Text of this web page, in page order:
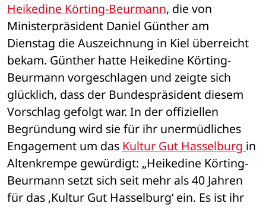
Heikedine Körting-Beurmann, die von
Ministerpräsident Daniel Günther am
Dienstag die Auszeichnung in Kiel überreicht
bekam. Günther hatte Heikedine Körting-
Beurmann vorgeschlagen und zeigte sich
glücklich, dass der Bundespräsident diesem
Vorschlag gefolgt war. In der offiziellen
Begründung wird sie für ihr unermüdliches
Engagement um das Kultur Gut Hasselburg in
Altenkrempe gewürdigt: „Heikedine Körting-
Beurmann setzt sich seit mehr als 40 Jahren
für das ‚Kultur Gut Hasselburg‘ ein. Es ist ihr